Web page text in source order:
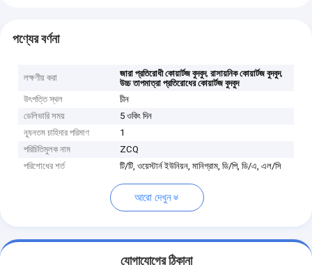
পণ্যের বর্ণনা
লক্ষণীয় করা জারা প্রতিরোধী কোয়ার্টজ বুদবুদ,রাসায়নিক কোয়ার্টজ বুদবুদ,
উচ্চ তাপমাত্রা প্রতিরোধের কোয়ার্টজ বুদবুদ
উৎপত্তি স্থল
চীন
ডেলিভারি সময়
5 ওকিং দিন
ন্যূনতম চাহিদার পরিমাণ
1
পরিচিতিমুলক নাম
ZCQ
পরিশোধের শর্ত
টি/টি, ওয়েস্টার্ন ইউনিয়ন, মানিগ্রাম, ডি/পি, ডি/এ, এল/সি
আরো দেখুন
যোগাযোগের ঠিকানা